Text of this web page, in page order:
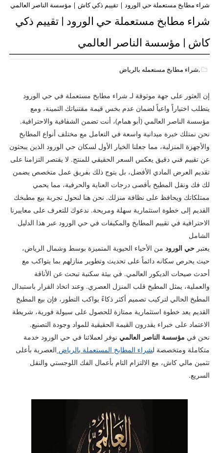
شراء مطابخ مستعملة حي الورود | تقييم ذكي كاش | مؤسسة الناصر العالمي
شراء مطابخ مستعملة حي الورود | تقييم ذكي
كاش | مؤسسة الناصر العالمي
,شراء مطابخ مستعمله بالرياض
إن العثور على جهة موثوقة لـ شراء مطابخ مستعملة في حي الورود
يتطلب اختياراً واعياً لضمان عدم بخس قيمة مقتنياتك الثمينة، ومع
مؤسسة الناصر العالمي (أبو همام)، أنت تضمن الشفافية والاحترافية.
نحن نمتلك خبرة ميدانية واسعة في التعامل مع مختلف أنواع المطابخ
والأجهزة المنزلية، مما جعلنا الخيار الأول لسكان حي الورود الذين يبحثون
عن تقييم فني دقيق يعكس السعر الحقيقي للمنتج. لا يقتصر التزامنا على
تقديم العرض المادي الأفضل، بل يتوج ذلك بفريق عمل متخصص يضمن
لك فك ونقل المطبخ بأقصى درجات العناية والحرفية، مما يحمي
ممتلكاتك ويحافظ على نظافة منزلك. نحن هنا لنحول تجربة بيع مطبخك
القديم إلى خطوة استثمارية سهلة ومريحة. ندعوك للتعرف على معاييرنا
الاحترافية في تقييم المطابخ والمكيفات في حي الورود عبر هذا الدليل
الشامل
يعتبر حي الورودمن الأحياء الحيوية المتميزة بوسط وشمال الرياض،
حيث يحرص سكانه دائماً على تحديث وتطوير منازلهم بما يتواكب مع
أحدث صيحات الديكور العالمي. في بيئة سكنية تبحث عن الأناقة
والعملية، يمثل المطبخ قلب المنزل العصري. وعند اتخاذ القرار باستبدال
المطبخ الحالي لتركيب تصميم أكثر ذكاءً يواكب التطور، فإن بيع المطبخ
القديم يعد خطوة استثمارية ممتازة للحصول على سيولة فورية، شريطة
الاعتماد على خبراء يقدرون القيمة الحقيقية للمواد وجودة التصنيع.
​نحن في مؤسسة الناصر العالمي نوفر لعملائنا في حي الورود خدمة
متكاملة ومتخصصة لشراء المطابخ المستعملة بالرياض العصرية بأعلى
تثمين مالي كاش، مع الالتزام التام بأعمال الفك اللوجستي والنقل
السريع.